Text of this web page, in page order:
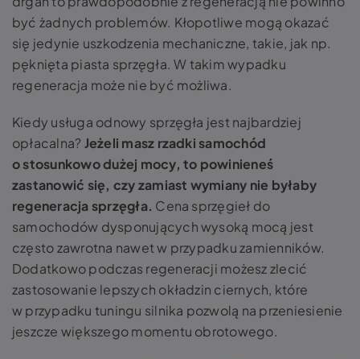
być żadnych problemów. Kłopotliwe mogą okazać
się jedynie uszkodzenia mechaniczne, takie, jak np.
pęknięta piasta sprzęgła. W takim wypadku
regeneracja może nie być możliwa.
Kiedy usługa odnowy sprzęgła jest najbardziej
opłacalna? Jeżeli masz rzadki samochód
o stosunkowo dużej mocy, to powinieneś
zastanowić się, czy zamiast wymiany nie byłaby
regeneracja sprzęgła. Cena sprzęgieł do
samochodów dysponujących wysoką mocą jest
często zawrotna nawet w przypadku zamienników.
Dodatkowo podczas regeneracji możesz zlecić
zastosowanie lepszych okładzin ciernych, które
w przypadku tuningu silnika pozwolą na przeniesienie
jeszcze większego momentu obrotowego.